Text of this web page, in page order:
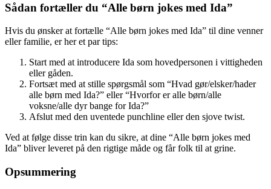
Sådan fortæller du “Alle børn jokes med Ida”
Hvis du ønsker at fortælle “Alle børn jokes med Ida” til dine venner
eller familie, er her et par tips:
Start med at introducere Ida som hovedpersonen i vittigheden
eller gåden.
Fortsæt med at stille spørgsmål som “Hvad gør/elsker/hader
alle børn med Ida?” eller “Hvorfor er alle børn/alle
voksne/alle dyr bange for Ida?”
Afslut med den uventede punchline eller den sjove twist.
Ved at følge disse trin kan du sikre, at dine “Alle børn jokes med
Ida” bliver leveret på den rigtige måde og får folk til at grine.
Opsummering